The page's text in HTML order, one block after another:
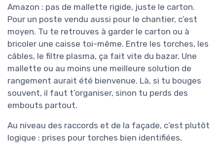
Amazon : pas de mallette rigide, juste le carton.
Pour un poste vendu aussi pour le chantier, c’est
moyen. Tu te retrouves à garder le carton ou à
bricoler une caisse toi-même. Entre les torches, les
câbles, le filtre plasma, ça fait vite du bazar. Une
mallette ou au moins une meilleure solution de
rangement aurait été bienvenue. Là, si tu bouges
souvent, il faut t’organiser, sinon tu perds des
embouts partout.
Au niveau des raccords et de la façade, c’est plutôt
logique : prises pour torches bien identifiées,